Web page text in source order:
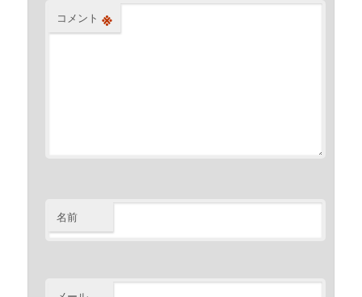
コメント ※
名前